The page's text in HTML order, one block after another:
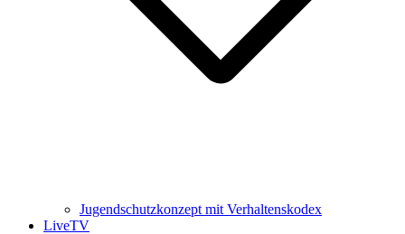
Jugendschutzkonzept mit Verhaltenskodex
LiveTV